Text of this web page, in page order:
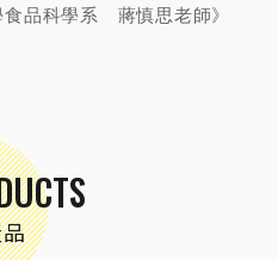
食品科學系 蔣慎思老師》